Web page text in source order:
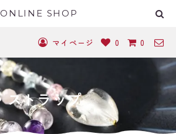
ONLINE SHOP
マイページ 0 0
ストラップ